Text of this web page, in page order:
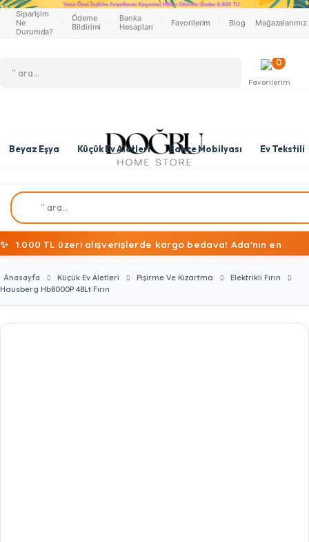
Siparişim
Ne
Durumda?
Ödeme
Bildirimi
Banka
Hesapları
Favorilerim Blog Mağazalarımız
0
Favorilerim
Beyaz Eşya Küçük Ev Aletleri Bahçe Mobilyası Ev Tekstili
✨ 1.000 TL üzeri alışverişlerde kargo bedava! Ada'nın en
Anasayfa Küçük Ev Aletleri Pişirme Ve Kızartma
Elektrikli Fırın
Hausberg Hb8000P 48Lt Fırın